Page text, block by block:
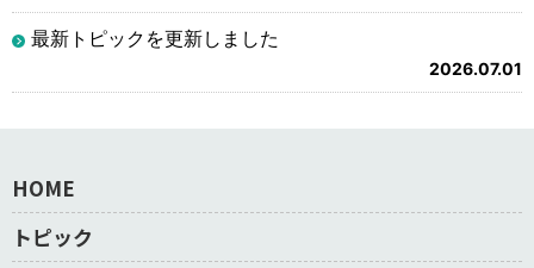
最新トピックを更新しました
2026.07.01
HOME
トピック